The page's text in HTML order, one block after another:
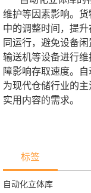
维护等因素影响。
中的调整时间，提
同运行，避免设备
输送机等设备进行
障影响存取速度。
为现代仓储行业的
实用内容的需求。
标签
自动化立体库